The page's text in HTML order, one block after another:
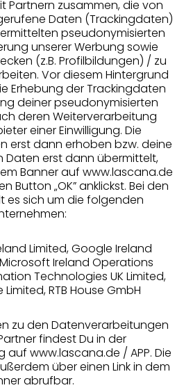
Partnern zusammen, die von
Daten (Trackingdaten)
pseudonymisierten
unserer Werbung sowie
(z.B. Profilbildungen) / zu
Vor diesem Hintergrund
Erhebung der Trackingdaten
deiner pseudonymisierten
deren Weiterverarbeitung
einer Einwilligung. Die
erst dann erhoben bzw. deine
Daten erst dann übermittelt,
Banner auf www.lascana.de
Button „OK” anklickst. Bei den
es sich um die folgenden
Limited, Google Ireland
Ireland Operations
Technologies UK Limited,
RTB House GmbH
zu den Datenverarbeitungen
findest Du in der
auf www.lascana.de / APP. Die
über einen Link in dem
abrufbar.